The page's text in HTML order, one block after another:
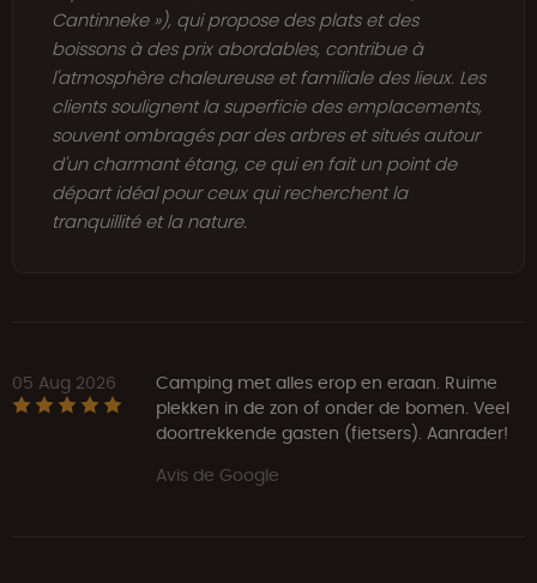
Cantinneke »), qui propose des plats et des
boissons à des prix abordables, contribue à
l'atmosphère chaleureuse et familiale des lieux. Les
clients soulignent la superficie des emplacements,
souvent ombragés par des arbres et situés autour
d'un charmant étang, ce qui en fait un point de
départ idéal pour ceux qui recherchent la
tranquillité et la nature.
05 Aug 2026
Camping met alles erop en eraan. Ruime
plekken in de zon of onder de bomen. Veel
doortrekkende gasten (fietsers). Aanrader!
Avis de Google